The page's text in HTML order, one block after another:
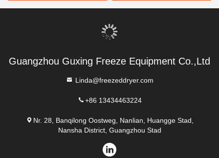
Guangzhou Guxing Freeze Equipment Co.,Ltd
Linda@freezeddryer.com
+86 13434463224
Nr. 28, Banqilong Oostweg, Nanlian, Huangge Stad,
Nansha District, Guangzhou Stad